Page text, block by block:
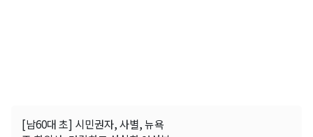
[남60대 초] 시민권자, 사별, 뉴욕